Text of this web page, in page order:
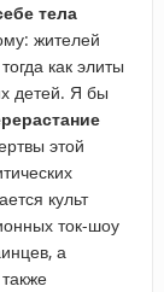
тела
жителей
как элиты
детей. Я бы
этой
культ
ток-шоу
а